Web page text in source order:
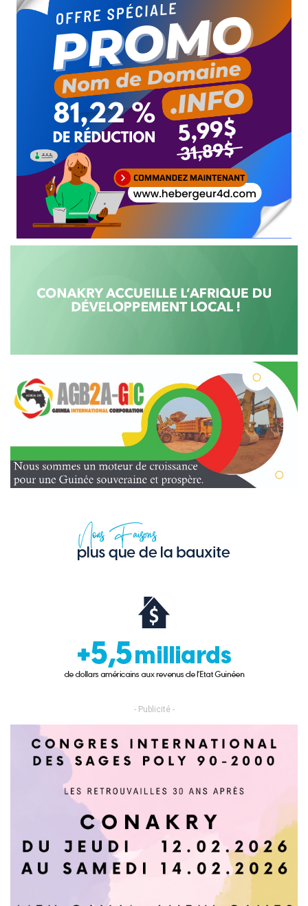
- Publicité -